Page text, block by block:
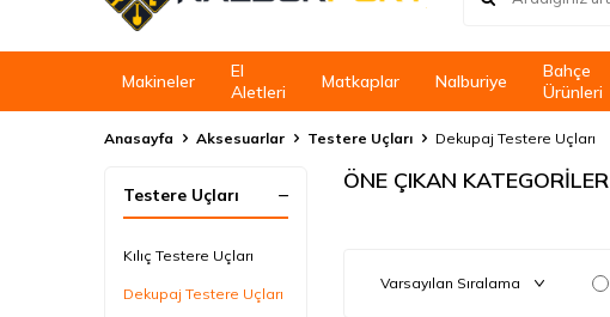
Makineler
El
Aletleri
Matkaplar Nalburiye
Bahçe
Ürünleri
Anasayfa Aksesuarlar Testere Uçları Dekupaj Testere Uçları
Testere Uçları
Kılıç Testere Uçları
Dekupaj Testere Uçları
ÖNE ÇIKAN KATEGORİLER